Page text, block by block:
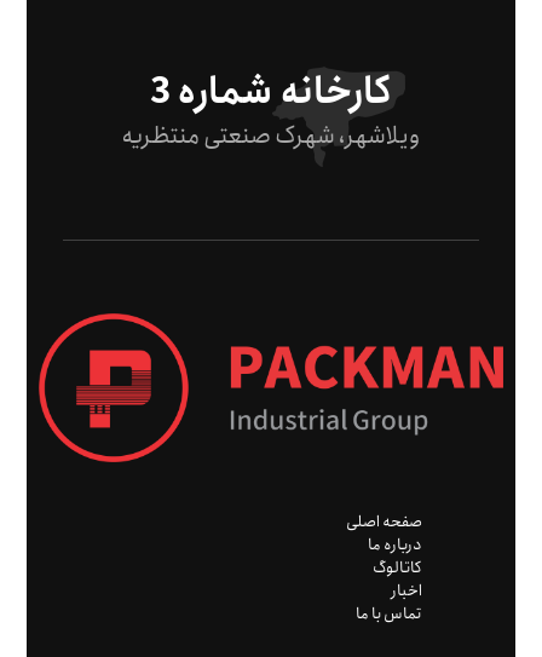
کارخانه شماره 3
ویلاشهر، شهرک صنعتی منتظریه
صفحه اصلی
درباره ما
کاتالوگ
اخبار
تماس با ما